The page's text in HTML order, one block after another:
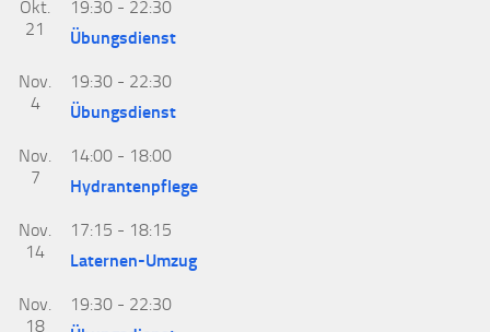
Okt.
21
19:30 - 22:30
Übungsdienst
Nov.
4
19:30 - 22:30
Übungsdienst
Nov.
7
14:00 - 18:00
Hydrantenpflege
Nov.
14
17:15 - 18:15
Laternen-Umzug
Nov.
18
19:30 - 22:30